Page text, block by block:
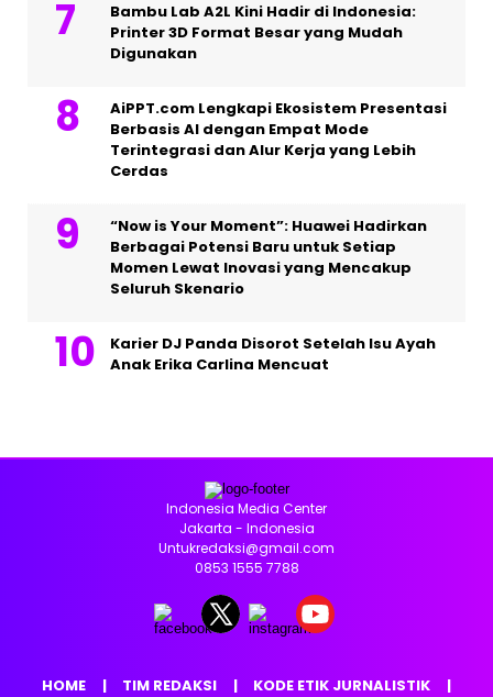
Bambu Lab A2L Kini Hadir di Indonesia:
Printer 3D Format Besar yang Mudah
Digunakan
AiPPT.com Lengkapi Ekosistem Presentasi
Berbasis AI dengan Empat Mode
Terintegrasi dan Alur Kerja yang Lebih
Cerdas
“Now is Your Moment”: Huawei Hadirkan
Berbagai Potensi Baru untuk Setiap
Momen Lewat Inovasi yang Mencakup
Seluruh Skenario
Karier DJ Panda Disorot Setelah Isu Ayah
Anak Erika Carlina Mencuat
Indonesia Media Center
Jakarta - Indonesia
Untukredaksi@gmail.com
0853 1555 7788
HOME TIM REDAKSI KODE ETIK JURNALISTIK